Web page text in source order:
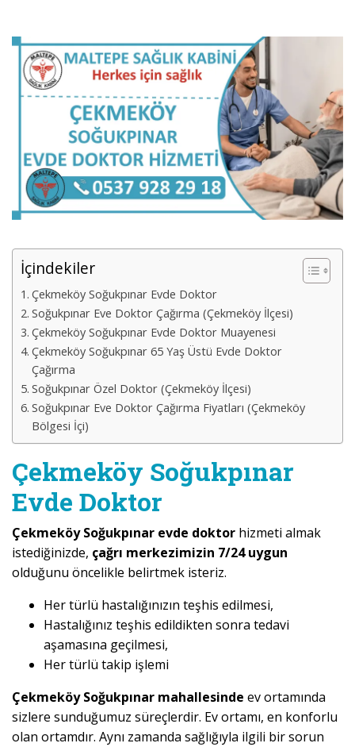
İçindekiler
Çekmeköy Soğukpınar Evde Doktor
Soğukpınar Eve Doktor Çağırma (Çekmeköy İlçesi)
Çekmeköy Soğukpınar Evde Doktor Muayenesi
Çekmeköy Soğukpınar 65 Yaş Üstü Evde Doktor
Çağırma
Soğukpınar Özel Doktor (Çekmeköy İlçesi)
Soğukpınar Eve Doktor Çağırma Fiyatları (Çekmeköy
Bölgesi İçi)
Çekmeköy Soğukpınar
Evde Doktor
Çekmeköy Soğukpınar evde doktor hizmeti almak
istediğinizde, çağrı merkezimizin 7/24 uygun
olduğunu öncelikle belirtmek isteriz.
Her türlü hastalığınızın teşhis edilmesi,
Hastalığınız teşhis edildikten sonra tedavi
aşamasına geçilmesi,
Her türlü takip işlemi
Çekmeköy Soğukpınar mahallesinde ev ortamında
sizlere sunduğumuz süreçlerdir. Ev ortamı, en konforlu
olan ortamdır. Aynı zamanda sağlığıyla ilgili bir sorun